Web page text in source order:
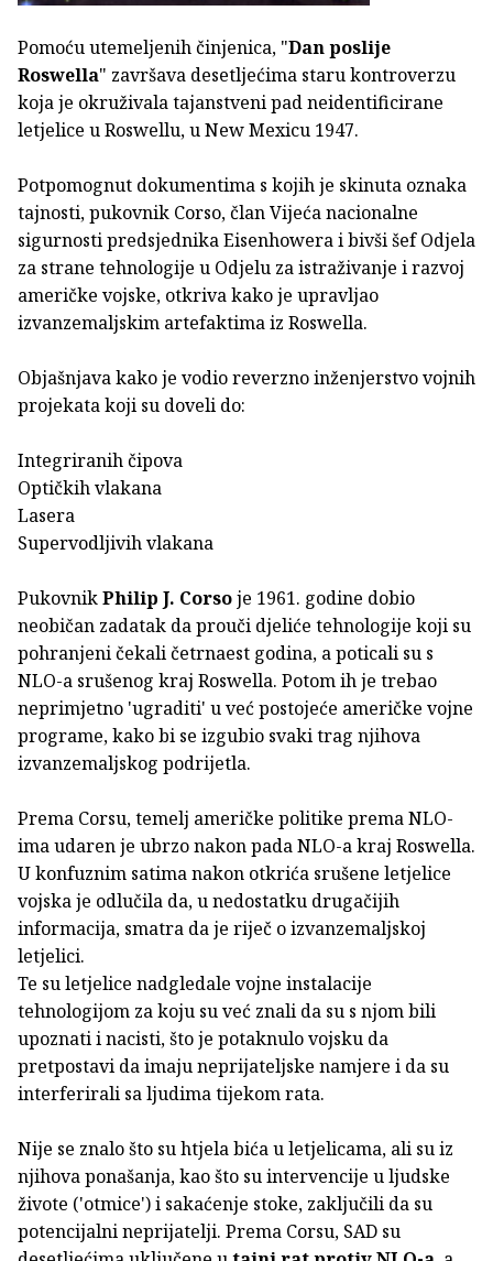
Pomoću utemeljenih činjenica, "Dan poslije
Roswella" završava desetljećima staru kontroverzu
koja je okruživala tajanstveni pad neidentificirane
letjelice u Roswellu, u New Mexicu 1947.
Potpomognut dokumentima s kojih je skinuta oznaka
tajnosti, pukovnik Corso, član Vijeća nacionalne
sigurnosti predsjednika Eisenhowera i bivši šef Odjela
za strane tehnologije u Odjelu za istraživanje i razvoj
američke vojske, otkriva kako je upravljao
izvanzemaljskim artefaktima iz Roswella.
Objašnjava kako je vodio reverzno inženjerstvo vojnih
projekata koji su doveli do:
Integriranih čipova
Optičkih vlakana
Lasera
Supervodljivih vlakana
PukovnikPhilip J. Corsoje 1961. godine dobio
neobičan zadatak da prouči djeliće tehnologije koji su
pohranjeni čekali četrnaest godina, a poticali su s
NLO-a srušenog kraj Roswella. Potom ih je trebao
neprimjetno 'ugraditi' u već postojeće američke vojne
programe, kako bi se izgubio svaki trag njihova
izvanzemaljskog podrijetla.
Prema Corsu, temelj američke politike prema NLO-
ima udaren je ubrzo nakon pada NLO-a kraj Roswella.
U konfuznim satima nakon otkrića srušene letjelice
vojska je odlučila da, u nedostatku drugačijih
informacija, smatra da je riječ o izvanzemaljskoj
letjelici.
Te su letjelice nadgledale vojne instalacije
tehnologijom za koju su već znali da su s njom bili
upoznati i nacisti, što je potaknulo vojsku da
pretpostavi da imaju neprijateljske namjere i da su
interferirali sa ljudima tijekom rata.
Nije se znalo što su htjela bića u letjelicama, ali su iz
njihova ponašanja, kao što su intervencije u ljudske
živote ('otmice') i sakaćenje stoke, zaključili da su
potencijalni neprijatelji. Prema Corsu, SAD su